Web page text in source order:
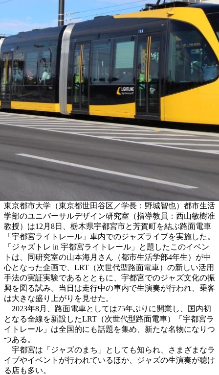
東京都市大学（東京都世田谷区／学長：野城智也）都市生活
学部のユニバーサルデザイン研究室（指導教員：西山敏樹准
教授）は12月8日、栃木県宇都宮市と芳賀町を結ぶ路面電車
「宇都宮ライトレール」車内でのジャズライブを実施した。
「ジャズトレ in 宇都宮ライトレール」と題したこのイベン
トは、同研究室の山本海月さん（都市生活学部4年生）が中
心となった企画で、LRT（次世代型路面電車）の新しい活用
手法の実証実験であるとともに、宇都宮でのジャズ文化の振
興を図る試み。当日は走行中の車内で生演奏が行われ、乗客
は大きな盛り上がりを見せた。
2023年8月、路面電車としては75年ぶりに開業し、国内初
となる全線を新設したLRT（次世代型路面電車）「宇都宮ラ
イトレール」は全国的にも話題を集め、新たな名物になりつ
つある。
宇都宮は「ジャズのまち」としても知られ、さまざまなラ
イブやイベントが行われているほか、ジャズの生演奏が聴け
る店も多い。